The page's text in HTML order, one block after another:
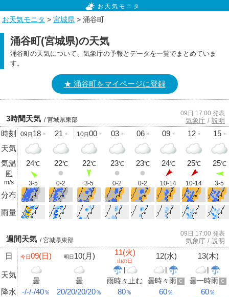
お天気モニタ
お天気モニタ > 宮城県 > 涌谷町
涌谷町(宮城県)の天気
涌谷町の天気について、気象庁の予報とデータを一覧でまとめていま
す。
★ 涌谷町をマイページに登録
3時間天気 / 宮城県東部
09日 17:00 発表
気象庁 / 説明
時刻 09日 18 - 21 - 10日00 - 03 - 06 - 09 - 12 -
15 -
天気
気温
24℃ 22℃ 22℃ 23℃ 23℃ 24℃ 25℃ 25℃
風
m/s 3-5 0-2 3-5 0-2 0-2 10-14 10-14 3-5
分布
雨量
週間天気 / 宮城県東部
09日 17:00 発表
気象庁 / 説明
日 今日09(日) 明日 10(月) 11(火)
山の日
12(水) 13(木)
天気
曇 曇
|
雨時々止む
|
曇時々雨 C
|
曇一時雨 C
降水 -/-/-/40％ 20/20/20/20％ 80％ 60％ 60％